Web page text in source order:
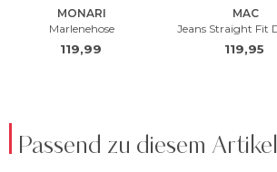
Passend zu diesem Artikel